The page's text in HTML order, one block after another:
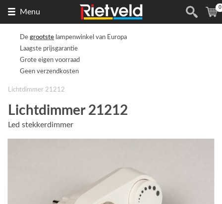
Menu
de
(
0
De grootste lampenwinkel van Europa
Laagste prijsgarantie
Grote eigen voorraad
Geen verzendkosten
Lichtdimmer 21212
Lichtdimmer 21212
Led stekkerdimmer